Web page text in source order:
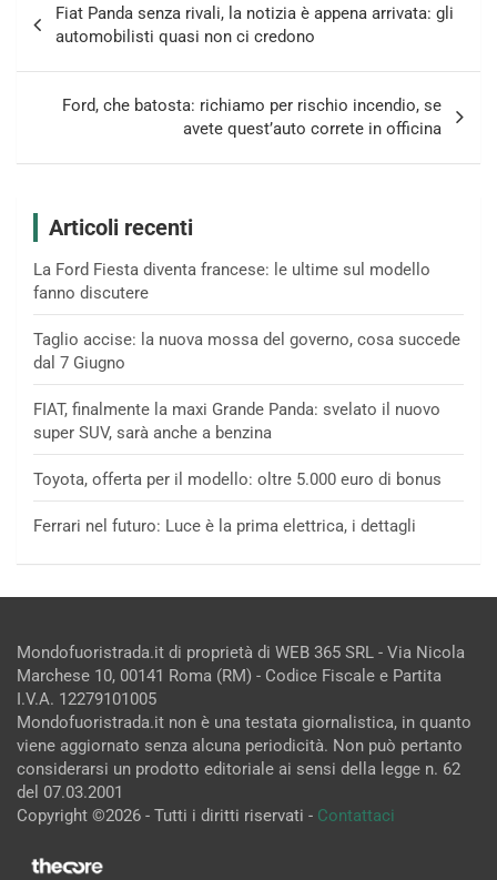
articoli
Fiat Panda senza rivali, la notizia è appena arrivata: gli
automobilisti quasi non ci credono
Ford, che batosta: richiamo per rischio incendio, se
avete quest’auto correte in officina
Articoli recenti
La Ford Fiesta diventa francese: le ultime sul modello
fanno discutere
Taglio accise: la nuova mossa del governo, cosa succede
dal 7 Giugno
FIAT, finalmente la maxi Grande Panda: svelato il nuovo
super SUV, sarà anche a benzina
Toyota, offerta per il modello: oltre 5.000 euro di bonus
Ferrari nel futuro: Luce è la prima elettrica, i dettagli
Mondofuoristrada.it di proprietà di WEB 365 SRL - Via Nicola
Marchese 10, 00141 Roma (RM) - Codice Fiscale e Partita
I.V.A. 12279101005
Mondofuoristrada.it non è una testata giornalistica, in quanto
viene aggiornato senza alcuna periodicità. Non può pertanto
considerarsi un prodotto editoriale ai sensi della legge n. 62
del 07.03.2001
Copyright ©2026 - Tutti i diritti riservati - Contattaci